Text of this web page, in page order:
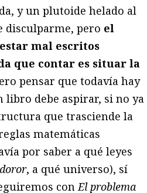
y un plutoide helado al
disculparme, pero el
mal escritos
que contar es situar la
pensar que todavía hay
libro debe aspirar, si no ya
que trasciende la
matemáticas
por saber a qué leyes
, a qué universo), sí
conEl problema